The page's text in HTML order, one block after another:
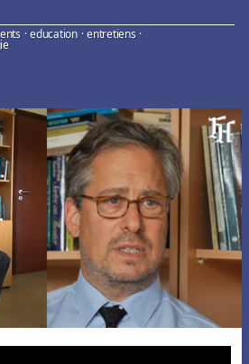
· education · entretiens ·